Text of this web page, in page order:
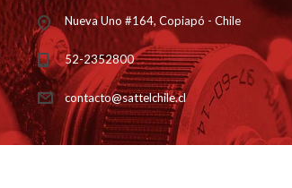
Nueva Uno #164, Copiapó - Chile
52-2352800
contacto@sattelchile.cl